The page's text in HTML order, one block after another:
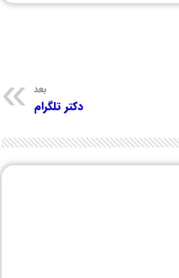
بعد
دکتر تلگرام